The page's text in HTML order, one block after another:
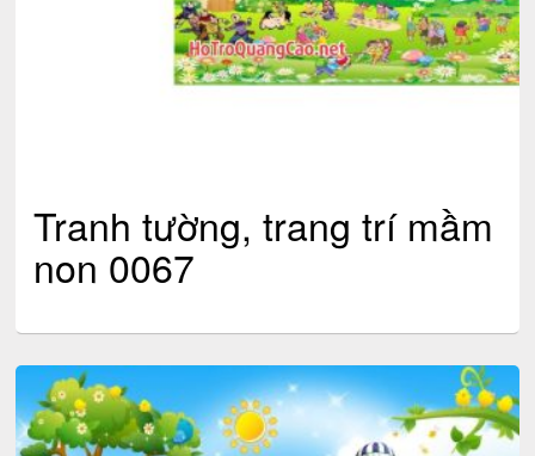
Tranh tường, trang trí mầm
non 0067